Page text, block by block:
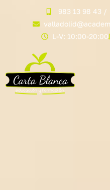
983 13 98 43 /
L-V: 10:00-20:00